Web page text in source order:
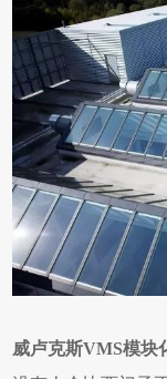
威卢克斯VMS模块